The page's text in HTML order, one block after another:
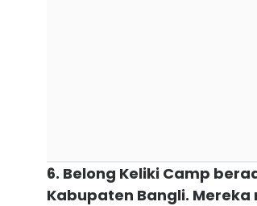
6. Belong Keliki Camp
Kabupaten Bangli.